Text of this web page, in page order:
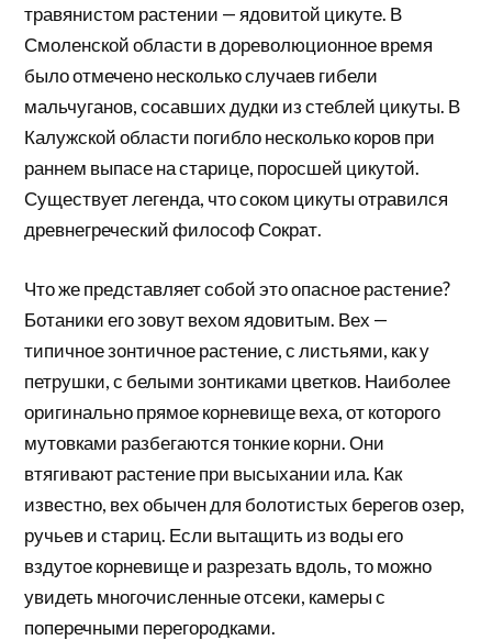
травянистом растении — ядовитой цикуте. В
Смоленской области в дореволюционное время
было отмечено несколько случаев гибели
мальчуганов, сосавших дудки из стеблей цикуты. В
Калужской области погибло несколько коров при
раннем выпасе на старице, поросшей цикутой.
Существует легенда, что соком цикуты отравился
древнегреческий философ Сократ.
Что же представляет собой это опасное растение?
Ботаники его зовут вехом ядовитым. Вех —
типичное зонтичное растение, с листьями, как у
петрушки, с белыми зонтиками цветков. Наиболее
оригинально прямое корневище веха, от которого
мутовками разбегаются тонкие корни. Они
втягивают растение при высыхании ила. Как
известно, вех обычен для болотистых берегов озер,
ручьев и стариц. Если вытащить из воды его
вздутое корневище и разрезать вдоль, то можно
увидеть многочисленные отсеки, камеры с
поперечными перегородками.